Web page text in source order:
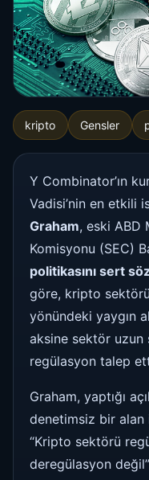
kripto Gensler
Y Combinator’ın
Vadisi’nin en etkili
Graham, eski ABD
Komisyonu (SEC)
politikasını sert
göre, kripto
yönündeki yaygın
aksine sektör
regülasyon talep
Graham, yaptığı
denetimsiz bir
“Kripto sektörü
deregülasyon